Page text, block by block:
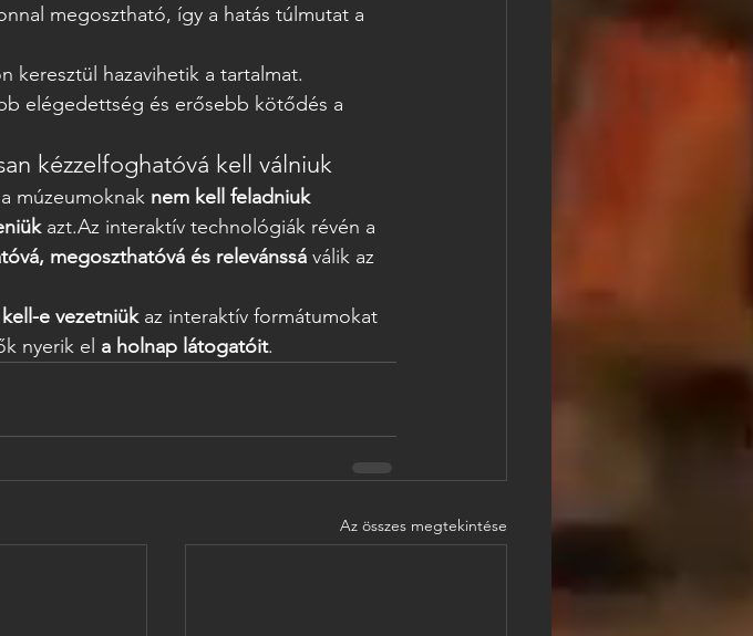
megosztható, így a hatás túlmutat a
keresztül hazavihetik a tartalmat.
elégedettség és erősebb kötődés a
kézzelfoghatóvá kell válniuk
múzeumoknak nem kell feladniuk
azt.Az interaktív technológiák révén a
megoszthatóvá és relevánssá válik az
e vezetniük az interaktív formátumokat
nyerik el a holnap látogatóit.
Az összes megtekintése